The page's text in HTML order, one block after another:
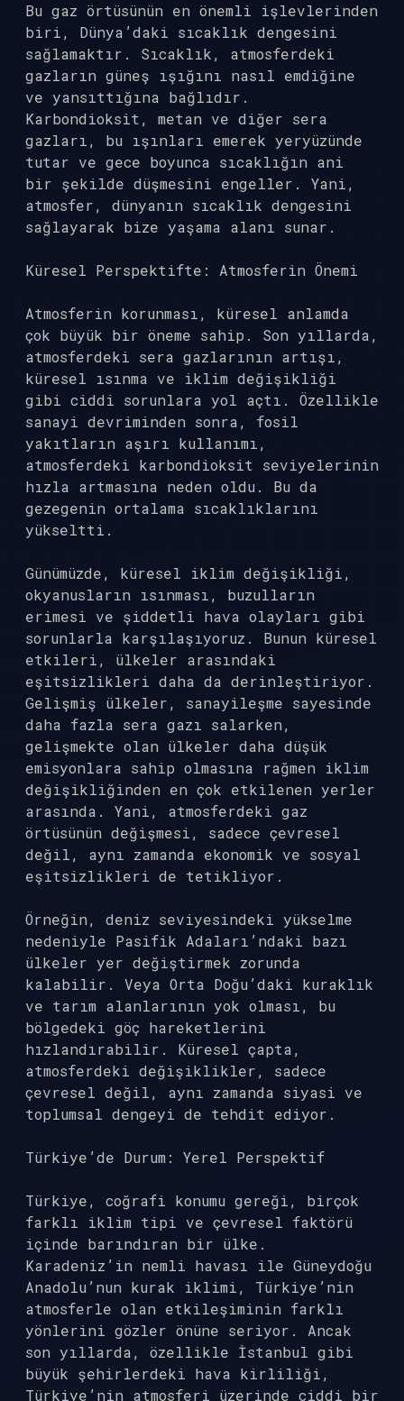
Bu gaz örtüsünün en önemli işlevlerinden
biri, Dünya’daki sıcaklık dengesini
sağlamaktır. Sıcaklık, atmosferdeki
gazların güneş ışığını nasıl emdiğine
ve yansıttığına bağlıdır.
Karbondioksit, metan ve diğer sera
gazları, bu ışınları emerek yeryüzünde
tutar ve gece boyunca sıcaklığın ani
bir şekilde düşmesini engeller. Yani,
atmosfer, dünyanın sıcaklık dengesini
sağlayarak bize yaşama alanı sunar.
Küresel Perspektifte: Atmosferin Önemi
Atmosferin korunması, küresel anlamda
çok büyük bir öneme sahip. Son yıllarda,
atmosferdeki sera gazlarının artışı,
küresel ısınma ve iklim değişikliği
gibi ciddi sorunlara yol açtı. Özellikle
sanayi devriminden sonra, fosil
yakıtların aşırı kullanımı,
atmosferdeki karbondioksit seviyelerinin
hızla artmasına neden oldu. Bu da
gezegenin ortalama sıcaklıklarını
yükseltti.
Günümüzde, küresel iklim değişikliği,
okyanusların ısınması, buzulların
erimesi ve şiddetli hava olayları gibi
sorunlarla karşılaşıyoruz. Bunun küresel
etkileri, ülkeler arasındaki
eşitsizlikleri daha da derinleştiriyor.
Gelişmiş ülkeler, sanayileşme sayesinde
daha fazla sera gazı salarken,
gelişmekte olan ülkeler daha düşük
emisyonlara sahip olmasına rağmen iklim
değişikliğinden en çok etkilenen yerler
arasında. Yani, atmosferdeki gaz
örtüsünün değişmesi, sadece çevresel
değil, aynı zamanda ekonomik ve sosyal
eşitsizlikleri de tetikliyor.
Örneğin, deniz seviyesindeki yükselme
nedeniyle Pasifik Adaları’ndaki bazı
ülkeler yer değiştirmek zorunda
kalabilir. Veya Orta Doğu’daki kuraklık
ve tarım alanlarının yok olması, bu
bölgedeki göç hareketlerini
hızlandırabilir. Küresel çapta,
atmosferdeki değişiklikler, sadece
çevresel değil, aynı zamanda siyasi ve
toplumsal dengeyi de tehdit ediyor.
Türkiye’de Durum: Yerel Perspektif
Türkiye, coğrafi konumu gereği, birçok
farklı iklim tipi ve çevresel faktörü
içinde barındıran bir ülke.
Karadeniz’in nemli havası ile Güneydoğu
Anadolu’nun kurak iklimi, Türkiye’nin
atmosferle olan etkileşiminin farklı
yönlerini gözler önüne seriyor. Ancak
son yıllarda, özellikle İstanbul gibi
büyük şehirlerdeki hava kirliliği,
Türkiye’nin atmosferi üzerinde ciddi bir